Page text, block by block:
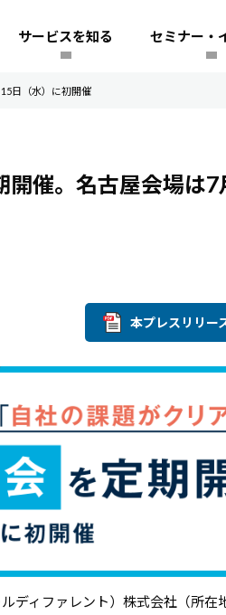
サービスを知る セミナー・
日（水）に初開催
開催。名古屋会場は7
本プレスリリー
ディファレント）株式会社（所在